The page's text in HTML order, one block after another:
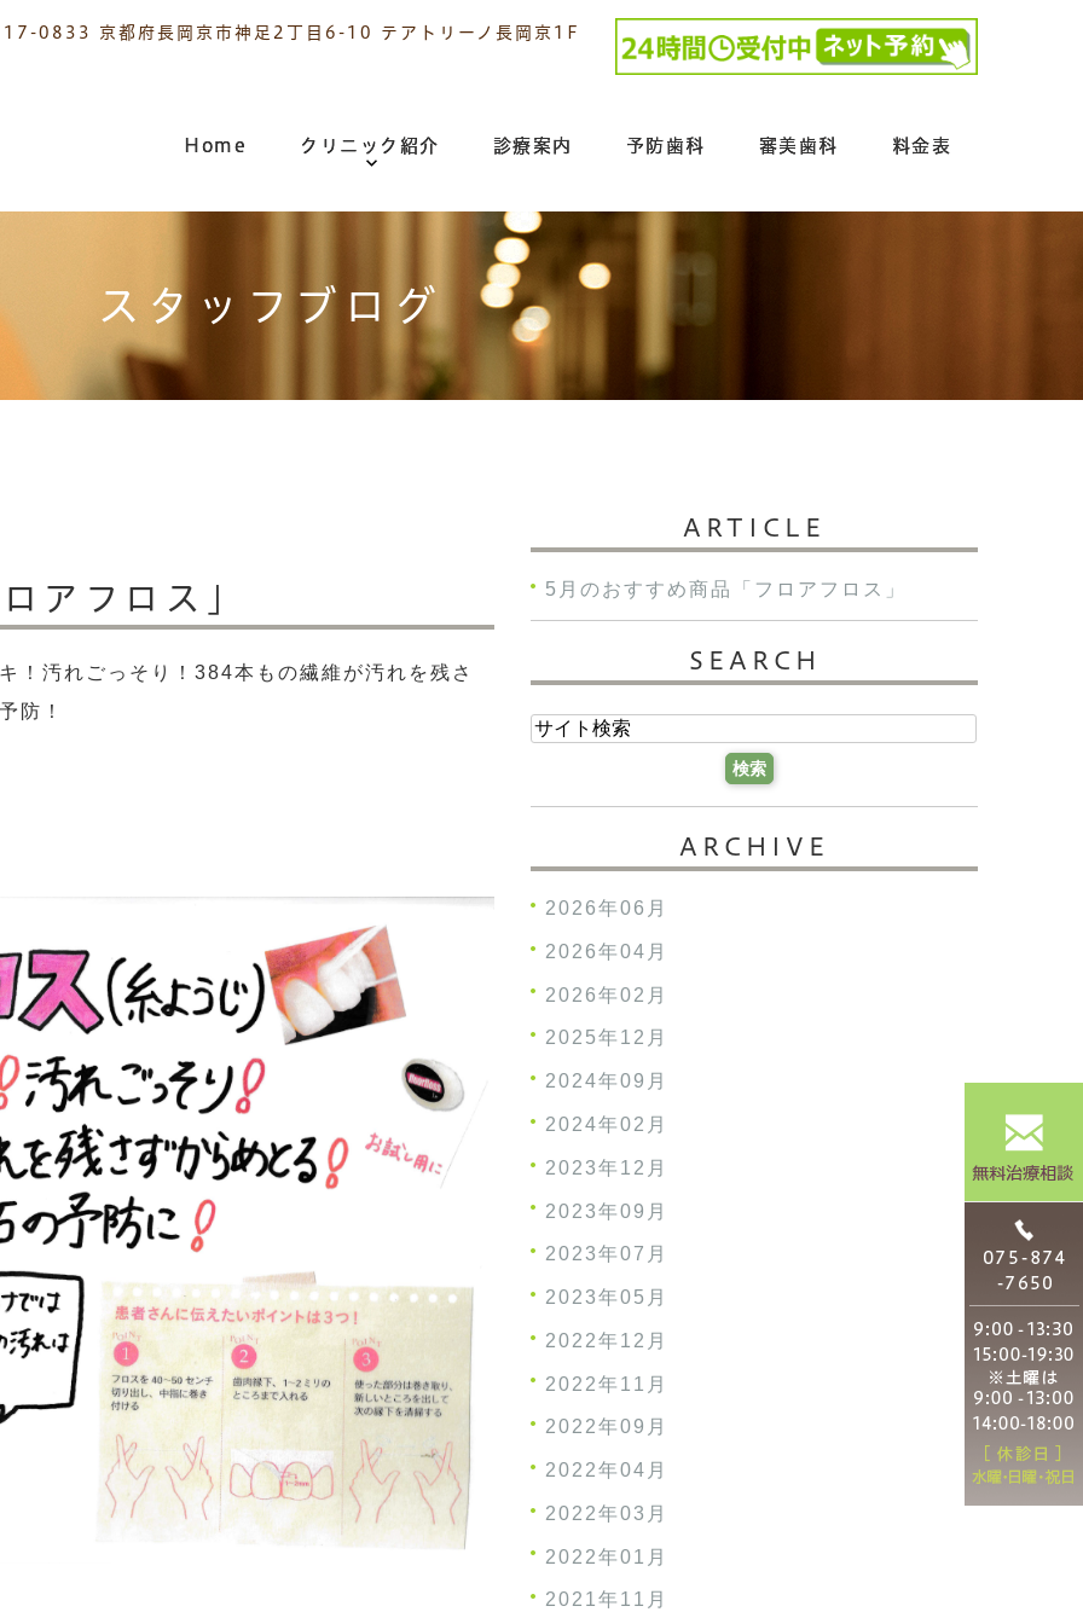
0833 京都府長岡京市神足2丁目6-10 テアトリーノ長岡京1F
Home クリニック紹介 診療案内 予防歯科 審美歯科 料金表
スタッフブログ
アフロス」
！汚れごっそり！384本もの繊維が汚れを残さ
防！
ARTICLE
5月のおすすめ商品「フロアフロス」
SEARCH
ARCHIVE
2026年06月
2026年04月
2026年02月
2025年12月
2024年09月
2024年02月
2023年12月
2023年09月
2023年07月
2023年05月
2022年12月
2022年11月
2022年09月
2022年04月
2022年03月
2022年01月
2021年11月